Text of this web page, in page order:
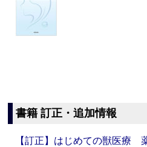
書籍 訂正・追加情報
【訂正】はじめての獣医療